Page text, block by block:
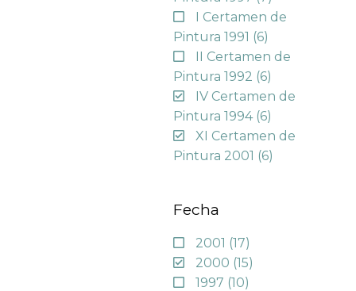
I Certamen de
Pintura 1991 (6)
II Certamen de
Pintura 1992 (6)
IV Certamen de
Pintura 1994 (6)
XI Certamen de
Pintura 2001 (6)
Fecha
2001 (17)
2000 (15)
1997 (10)